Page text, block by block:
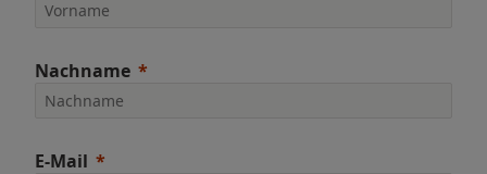
Nachname
E-Mail